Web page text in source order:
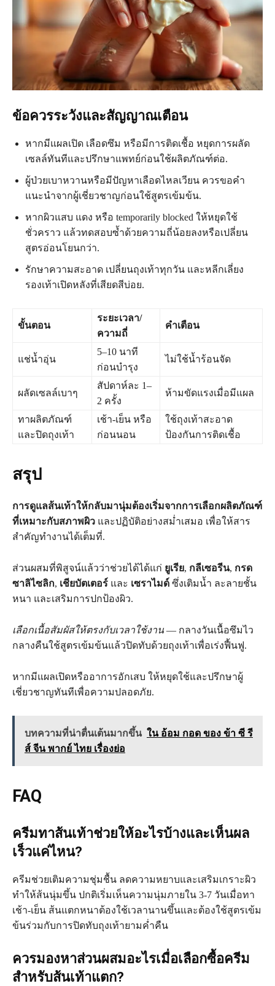
ข้อควรระวังและสัญญาณเตือน
หากมีแผลเปิด เลือดซึม หรือมีการติดเชื้อ หยุดการผลัด
เซลล์ทันทีและปรึกษาแพทย์ก่อนใช้ผลิตภัณฑ์ต่อ.
ผู้ป่วยเบาหวานหรือมีปัญหาเลือดไหลเวียน ควรขอคำ
แนะนำจากผู้เชี่ยวชาญก่อนใช้สูตรเข้มข้น.
หากผิวแสบ แดง หรือ temporarily blocked ให้หยุดใช้
ชั่วคราว แล้วทดสอบซ้ำด้วยความถี่น้อยลงหรือเปลี่ยน
สูตรอ่อนโยนกว่า.
รักษาความสะอาด เปลี่ยนถุงเท้าทุกวัน และหลีกเลี่ยง
รองเท้าเปิดหลังที่เสียดสีบ่อย.
ขั้นตอน
ระยะเวลา/
ความถี่
คำเตือน
แช่น้ำอุ่น
5–10 นาที
ก่อนบำรุง
ไม่ใช้น้ำร้อนจัด
ผลัดเซลล์เบาๆ
สัปดาห์ละ 1–
2 ครั้ง
ห้ามขัดแรงเมื่อมีแผล
ทาผลิตภัณฑ์
และปิดถุงเท้า
เช้า-เย็น หรือ
ก่อนนอน
ใช้ถุงเท้าสะอาด
ป้องกันการติดเชื้อ
สรุป
การดูแลส้นเท้าให้กลับมานุ่มต้องเริ่มจากการเลือกผลิตภัณฑ์
ที่เหมาะกับสภาพผิว และปฏิบัติอย่างสม่ำเสมอ เพื่อให้สาร
สำคัญทำงานได้เต็มที่.
ส่วนผสมที่พิสูจน์แล้วว่าช่วยได้ได้แก่ ยูเรีย, กลีเซอรีน, กรด
ซาลิไซลิก, เชียบัตเตอร์ และ เซราไมด์ ซึ่งเติมน้ำ ละลายชั้น
หนา และเสริมการปกป้องผิว.
เลือกเนื้อสัมผัสให้ตรงกับเวลาใช้งาน — กลางวันเนื้อซึมไว
กลางคืนใช้สูตรเข้มข้นแล้วปิดทับด้วยถุงเท้าเพื่อเร่งฟื้นฟู.
หากมีแผลเปิดหรืออาการอักเสบ ให้หยุดใช้และปรึกษาผู้
เชี่ยวชาญทันทีเพื่อความปลอดภัย.
บทความที่น่าตื่นเต้นมากขึ้น ใน อ้อม กอด ของ ข้า ซี รี
ส์ จีน พากย์ ไทย เรื่องย่อ
FAQ
ครีมทาส้นเท้าช่วยให้อะไรบ้างและเห็นผล
เร็วแค่ไหน?
ครีมช่วยเติมความชุ่มชื้น ลดความหยาบและเสริมเกราะผิว
ทำให้ส้นนุ่มขึ้น ปกติเริ่มเห็นความนุ่มภายใน 3-7 วันเมื่อทา
เช้า-เย็น ส้นแตกหนาต้องใช้เวลานานขึ้นและต้องใช้สูตรเข้ม
ข้นร่วมกับการปิดทับถุงเท้ายามค่ำคืน
ควรมองหาส่วนผสมอะไรเมื่อเลือกซื้อครีม
สำหรับส้นเท้าแตก?